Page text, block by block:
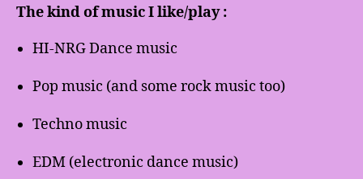
The kind of music I like/play :
HI-NRG Dance music
Pop music (and some rock music too)
Techno music
EDM (electronic dance music)